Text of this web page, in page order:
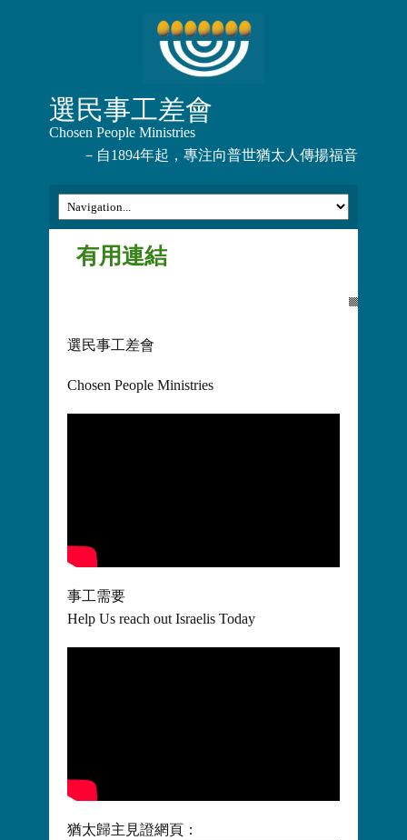
選民事工差會
Chosen People Ministries
－自1894年起，專注向普世猶太人傳揚福音
有用連結
選民事工差會
Chosen People Ministries
事工需要
Help Us reach out Israelis Today
猶太歸主見證網頁：